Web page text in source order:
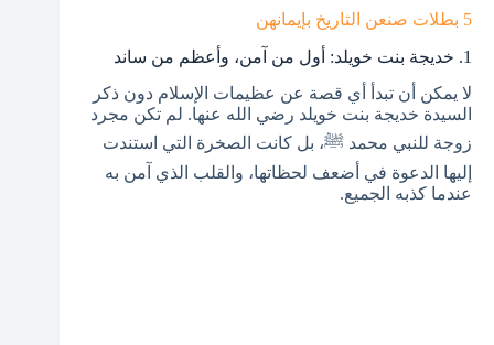
5 بطلات صنعن التاريخ بإيمانهن
1. خديجة بنت خويلد: أول من آمن، وأعظم من ساند
لا يمكن أن تبدأ أي قصة عن عظيمات الإسلام دون ذكر
السيدة خديجة بنت خويلد رضي الله عنها. لم تكن مجرد
زوجة للنبي محمد ﷺ، بل كانت الصخرة التي استندت
إليها الدعوة في أضعف لحظاتها، والقلب الذي آمن به
عندما كذبه الجميع.